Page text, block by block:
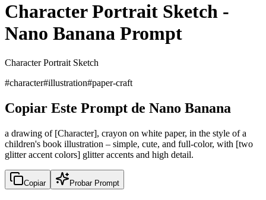
Character Portrait Sketch -
Nano Banana Prompt
Character Portrait Sketch
#character#illustration#paper-craft
Copiar Este Prompt de Nano Banana
a drawing of [Character], crayon on white paper, in the style of a
children's book illustration – simple, cute, and full-color, with [two
glitter accent colors] glitter accents and high detail.
Copiar Probar Prompt